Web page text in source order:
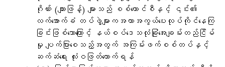
ဂိုဏ်း (ကျားဖြန့်) များသည် စစ်ကောင်စီနှင့် ၎င်း၏
လက်အောက်ခံ တပ်ဖွဲ့များကအကာအကွယ်ပေးလုပ်ကိုင်နေကြ
ခြင်းဖြစ်သောကြောင့် နယ်စပ်ဒေသလုံခြုံအေးချမ်းတည်ငြိမ်
မှု ပျက်ပြားစေသည့်အတွက် အကြမ်းဖက်စစ်တပ်နှင့်
ဆက်ဆံရေး လုံးဝဖြတ်တောက်ရန်